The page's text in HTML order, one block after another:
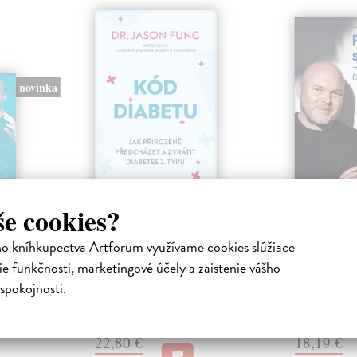
cookies?
kníhkupectva Artforum využívame cookies slúžiace
funkčnosti, marketingové účely a zaistenie vášho
novinka
Kód diabetu
Fung Jason
Diabetes 2. typu nevzniká přes
noc – je výsledkem dlouhodobé
hormonální nerovnováhy. Dr.
22,80 €
O stresu se
umělé,
Zasielame
18,19 €